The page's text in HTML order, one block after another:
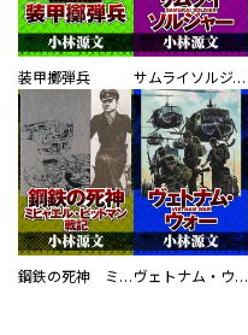
装甲擲弾兵 サムライソルジャー SAMURAI SOLDIER
鋼鉄の死神 ミヒャエル・ビットマン戦記 ヴェトナム・ウォー VIETNAM WAR